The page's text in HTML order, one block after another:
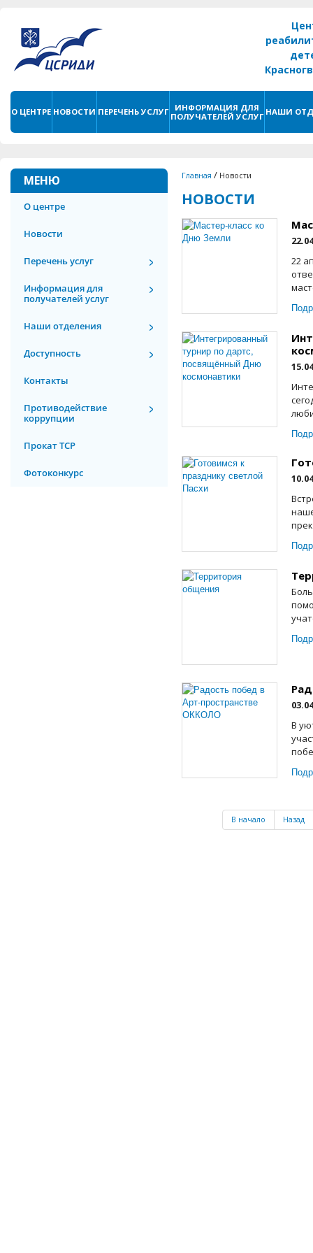
О ЦЕНТРЕ НОВОСТИ ПЕРЕЧЕНЬ УСЛУГ
ИНФОРМАЦИЯ ДЛЯ
ПОЛУЧАТЕЛЕЙ УСЛУГ НАШИ
МЕНЮ
О центре
Новости
Перечень услуг
Информация для
получателей услуг
Наши отделения
Доступность
Контакты
Противодействие
коррупции
Прокат ТСР
Фотоконкурс
Главная / Новости
НОВОСТИ
22
В
В начало Назад